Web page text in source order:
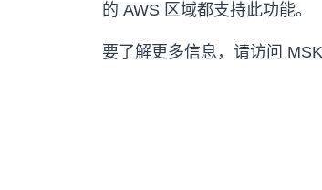
的 AWS 区域都支持此功能。
要了解更多信息，请访问